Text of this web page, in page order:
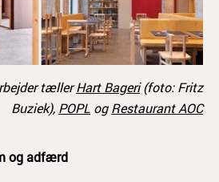
tællerHart Bageri(foto: Fritz
Buziek), POPL ogRestaurant AOC
og adfærd